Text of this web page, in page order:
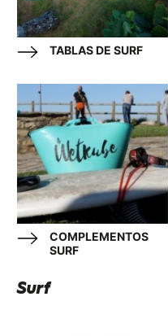
TABLAS DE SURF
COMPLEMENTOS
SURF
Surf